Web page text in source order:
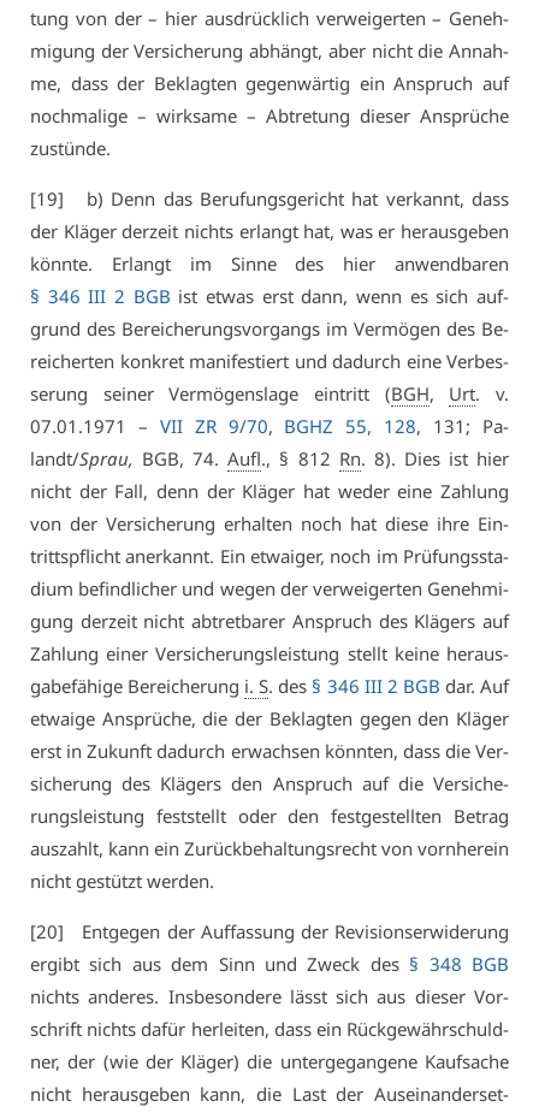
tung von der – hier aus­drück­lich ver­wei­ger­ten – Ge­neh­
mi­gung der Ver­si­che­rung ab­hängt, aber nicht die An­nah­
me, dass der Be­klag­ten ge­gen­wär­tig ein An­spruch auf
noch­ma­li­ge – wirk­sa­me – Ab­tre­tung die­ser An­sprü­che
zu­stün­de.
[19] b) Denn das Be­ru­fungs­ge­richt hat ver­kannt, dass
der Klä­ger der­zeit nichts er­langt hat, was er her­aus­ge­ben
könn­te. Er­langt im Sin­ne des hier an­wend­ba­ren
§ 346 III 2 BGB ist et­was erst dann, wenn es sich auf­
grund des Be­rei­che­rungs­vor­gangs im Ver­mö­gen des Be­
rei­cher­ten kon­kret ma­ni­fes­tiert und da­durch ei­ne Ver­bes­
se­rung sei­ner Ver­mö­gens­la­ge ein­tritt (BGH, Urt. v.
07.01.1971 – VII ZR 9/70, BGHZ 55, 128, 131; Pa­
landt/Sprau, BGB, 74.Aufl., § 812 Rn. 8). Dies ist hier
nicht der Fall, denn der Klä­ger hat we­der ei­ne Zah­lung
von der Ver­si­che­rung er­hal­ten noch hat die­se ih­re Ein­
tritts­pflicht an­er­kannt. Ein et­wai­ger, noch im Prü­fungs­sta­
di­um be­find­li­cher und we­gen der ver­wei­ger­ten Ge­neh­mi­
gung der­zeit nicht ab­tret­ba­rer An­spruch des Klä­gers auf
Zah­lung ei­ner Ver­si­che­rungs­leis­tung stellt kei­ne her­aus­
ga­be­fä­hi­ge Be­rei­che­rung i. S. des § 346 III 2 BGB dar. Auf
et­wai­ge An­sprü­che, die der Be­klag­ten ge­gen den Klä­ger
erst in Zu­kunft da­durch er­wach­sen könn­ten, dass die Ver­
si­che­rung des Klä­gers den An­spruch auf die Ver­si­che­
rungs­leis­tung fest­stellt oder den fest­ge­stell­ten Be­trag
aus­zahlt, kann ein Zu­rück­be­hal­tungs­recht von vorn­her­ein
nicht ge­stützt wer­den.
[20] Ent­ge­gen der Auf­fas­sung der Re­vi­si­ons­er­wi­de­rung
er­gibt sich aus dem Sinn und Zweck des § 348 BGB
nichts an­de­res. Ins­be­son­de­re lässt sich aus die­ser Vor­
schrift nichts da­für her­lei­ten, dass ein Rück­ge­währ­schuld­
ner, der (wie der Klä­ger) die un­ter­ge­gan­ge­ne Kauf­sa­che
nicht her­aus­ge­ben kann, die Last der Aus­ein­an­der­set­